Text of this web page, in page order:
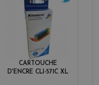
CARTOUCHE
D'ENCRE CLI-571C XL